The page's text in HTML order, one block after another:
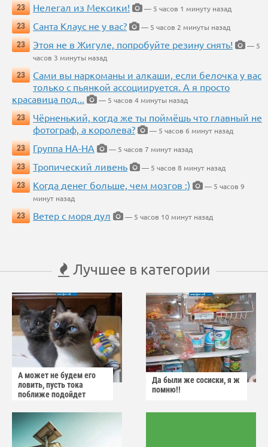
23
Нелегал из Мексики!
— 5 часов 1 минуту назад
23
Санта Клаус не у вас?
— 5 часов 2 минуты назад
23
Этоя не в Жигуле, попробуйте резину снять!
— 5
часов 3 минуты назад
23
Сами вы наркоманы и алкаши, если белочка у вас
только с пьянкой ассоциируется. А я просто
красавица под...
— 5 часов 4 минуты назад
23
Чёрненький, когда же ты поймёшь что главный не
фотограф, а королева?
— 5 часов 6 минут назад
23
Группа НА-НА
— 5 часов 7 минут назад
23
Тропический ливень
— 5 часов 8 минут назад
23
Когда денег больше, чем мозгов :)
— 5 часов 9
минут назад
23
Ветер с моря дул — 5 часов 10 минут назад
Лучшее в категории
А может не будем его
ловить, пусть тока
поближе подойдет
Да были же сосиски, я ж
помню!!